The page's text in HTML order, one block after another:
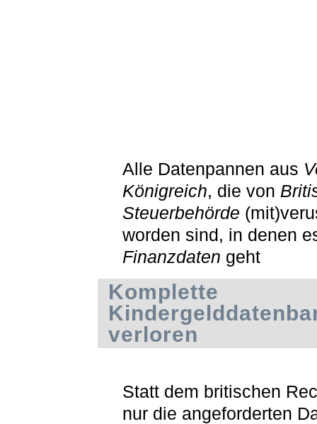
Alle Datenpannen aus
Königreich, die von
Steuerbehörde
worden sind, in denen
Finanzdaten geht
Komplette
verloren
Statt dem britischen
nur die angeforderten